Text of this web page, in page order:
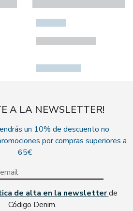
A LA NEWSLETTER!
un 10% de descuento no
por compras superiores a
65€
de alta en la newsletterde
Código Denim.